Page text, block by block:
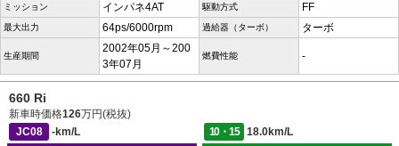
ミッション インパネ4AT 駆動方式 FF
最大出力 64ps/6000rpm 過給器（ターボ） ターボ
生産期間
2002年05月～200
3年07月
燃費性能 -
660 Ri
新車時価格126万円(税抜)
JC08
-km/L 10・15
18.0km/L